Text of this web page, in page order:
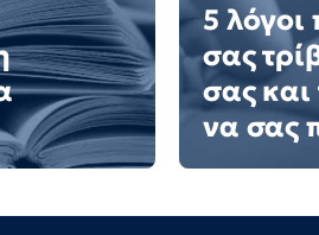
5
σας
σας και
να σας